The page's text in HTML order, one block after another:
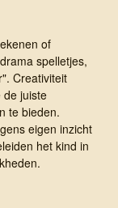
of
spelletjes,
Creativiteit
de juiste
te bieden.
eigen inzicht
het kind in